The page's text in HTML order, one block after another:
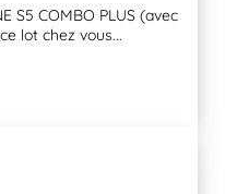
S5 COMBO PLUS (avec
lot chez vous...